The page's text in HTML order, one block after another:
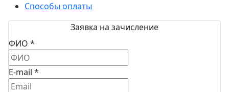
Способы оплаты
Заявка на зачисление
ФИО *
E-mail *